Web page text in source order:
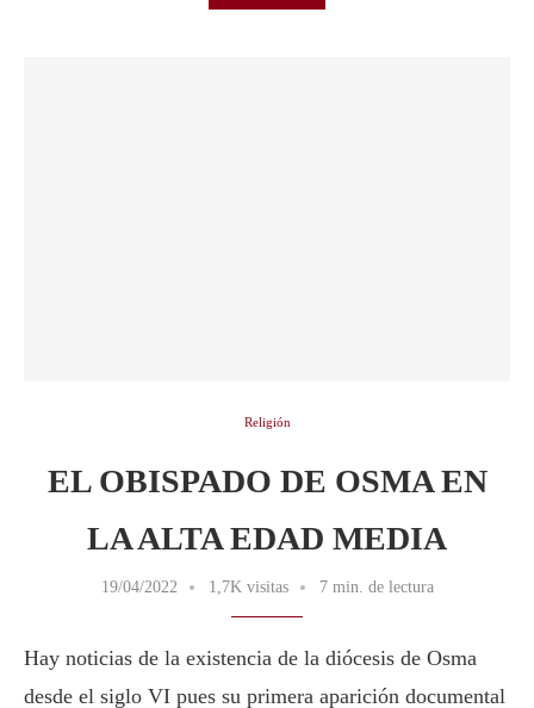
Religión
EL OBISPADO DE OSMA EN
LA ALTA EDAD MEDIA
19/04/2022 1,7K visitas 7 min. de lectura
Hay noticias de la existencia de la diócesis de Osma
desde el siglo VI pues su primera aparición documental